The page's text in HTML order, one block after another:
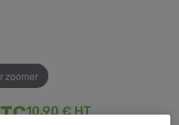
zoomer
10,90 € HT